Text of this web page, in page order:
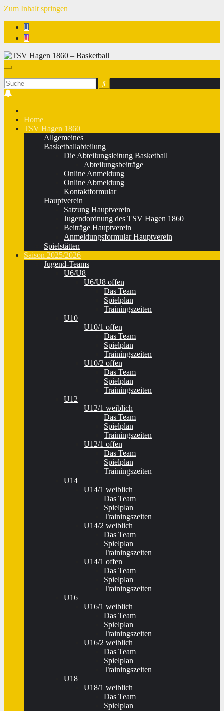
Zum Inhalt springen
Home
TSV Hagen 1860
Allgemeines
Basketballabteilung
Die Abteilungsleitung Basketball
Abteilungsbeiträge
Online Anmeldung
Online Abmeldung
Kontaktformular
Hauptverein
Satzung Hauptverein
Jugendordnung des TSV Hagen 1860
Beiträge Hauptverein
Anmeldungsformular Hauptverein
Spielstätten
Saison 2025/2026
Jugend-Teams
U6/U8
U6/U8 offen
Das Team
Spielplan
Trainingszeiten
U10
U10/1 offen
Das Team
Spielplan
Trainingszeiten
U10/2 offen
Das Team
Spielplan
Trainingszeiten
U12
U12/1 weiblich
Das Team
Spielplan
Trainingszeiten
U12/1 offen
Das Team
Spielplan
Trainingszeiten
U14
U14/1 weiblich
Das Team
Spielplan
Trainingszeiten
U14/2 weiblich
Das Team
Spielplan
Trainingszeiten
U14/1 offen
Das Team
Spielplan
Trainingszeiten
U16
U16/1 weiblich
Das Team
Spielplan
Trainingszeiten
U16/2 weiblich
Das Team
Spielplan
Trainingszeiten
U18
U18/1 weiblich
Das Team
Spielplan